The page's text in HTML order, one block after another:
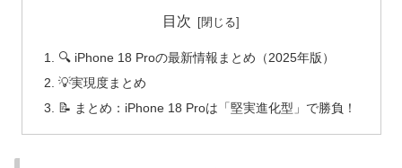
目次
🔍 iPhone 18 Proの最新情報まとめ（2025年版）
💡実現度まとめ
📝 まとめ：iPhone 18 Proは「堅実進化型」で勝負！